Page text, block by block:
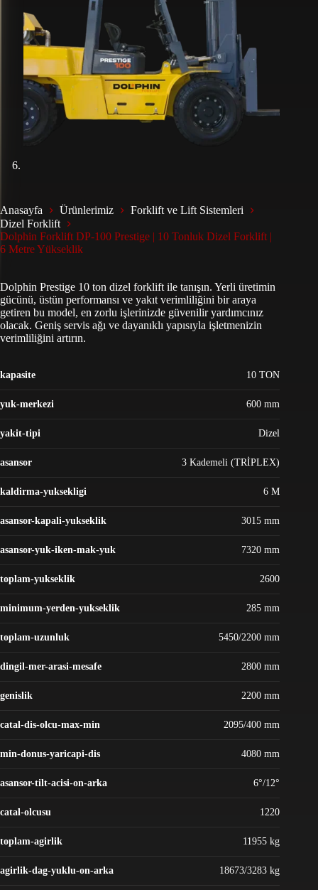
Anasayfa Ürünlerimiz
Forklift ve Lift Sistemleri
Dizel Forklift
Dolphin Forklift DP-100 Prestige | 10 Tonluk Dizel Forklift |
6 Metre Yükseklik
Dolphin Prestige 10 ton dizel forklift ile tanışın. Yerli üretimin
gücünü, üstün performansı ve yakıt verimliliğini bir araya
getiren bu model, en zorlu işlerinizde güvenilir yardımcınız
olacak. Geniş servis ağı ve dayanıklı yapısıyla işletmenizin
verimliliğini artırın.
kapasite 10 TON
yuk-merkezi 600 mm
yakit-tipi Dizel
asansor 3 Kademeli (TRİPLEX)
kaldirma-yuksekligi 6 M
asansor-kapali-yukseklik 3015 mm
asansor-yuk-iken-mak-yuk 7320 mm
toplam-yukseklik 2600
minimum-yerden-yukseklik 285 mm
toplam-uzunluk 5450/2200 mm
dingil-mer-arasi-mesafe 2800 mm
genislik 2200 mm
catal-dis-olcu-max-min 2095/400 mm
min-donus-yaricapi-dis 4080 mm
asansor-tilt-acisi-on-arka 6°/12°
catal-olcusu 1220
toplam-agirlik 11955 kg
agirlik-dag-yuklu-on-arka 18673/3283 kg